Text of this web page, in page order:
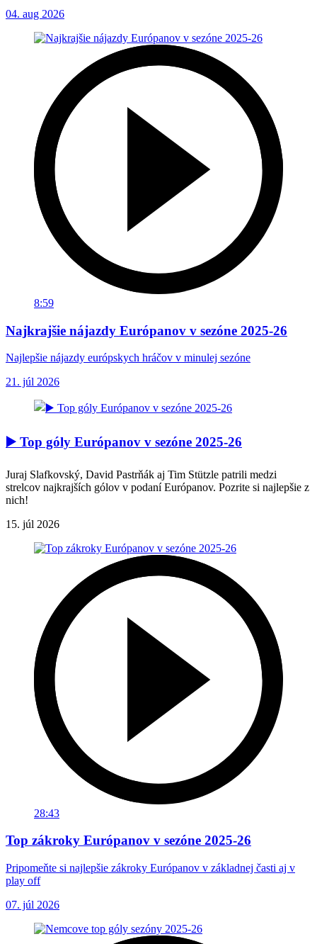
04. aug 2026
8:59
Najkrajšie nájazdy Európanov v sezóne 2025-26
Najlepšie nájazdy európskych hráčov v minulej sezóne
21. júl 2026
▶️ Top góly Európanov v sezóne 2025-26
Juraj Slafkovský, David Pastrňák aj Tim Stützle patrili medzi
strelcov najkrajších gólov v podaní Európanov. Pozrite si najlepšie z
nich!
15. júl 2026
28:43
Top zákroky Európanov v sezóne 2025-26
Pripomeňte si najlepšie zákroky Európanov v základnej časti aj v
play off
07. júl 2026